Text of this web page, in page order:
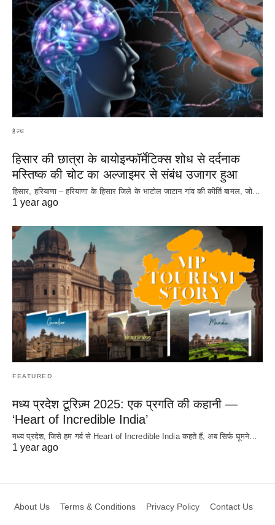
हेल्थ
हिसार की छात्रा के बायोइन्फॉर्मेटिक्स शोध से दर्दनाक
मस्तिष्क की चोट का अल्जाइमर से संबंध उजागर हुआ
हिसार, हरियाणा – हरियाणा के हिसार जिले के भाटोल जाटान गांव की कीर्ति बामल, जो…
1 year ago
FEATURED
मध्य प्रदेश टूरिज़्म 2025: एक प्रगति की कहानी —
‘Heart of Incredible India’
मध्य प्रदेश, जिसे हम गर्व से Heart of Incredible India कहते हैं, अब सिर्फ घूमने…
1 year ago
About Us Terms & Conditions Privacy Policy Contact Us